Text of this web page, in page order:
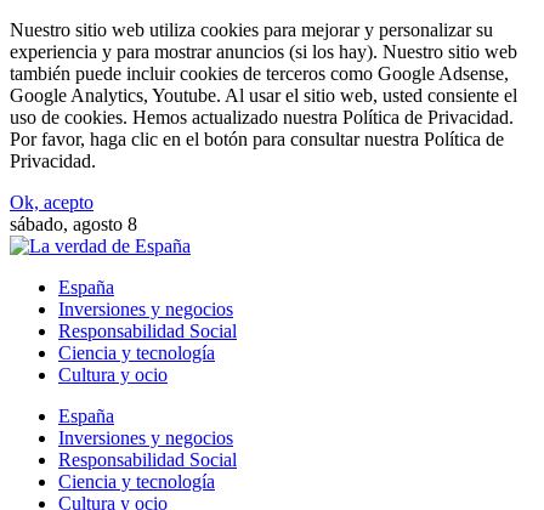
Nuestro sitio web utiliza cookies para mejorar y personalizar su
experiencia y para mostrar anuncios (si los hay). Nuestro sitio web
también puede incluir cookies de terceros como Google Adsense,
Google Analytics, Youtube. Al usar el sitio web, usted consiente el
uso de cookies. Hemos actualizado nuestra Política de Privacidad.
Por favor, haga clic en el botón para consultar nuestra Política de
Privacidad.
Ok, acepto
sábado, agosto 8
España
Inversiones y negocios
Responsabilidad Social
Ciencia y tecnología
Cultura y ocio
España
Inversiones y negocios
Responsabilidad Social
Ciencia y tecnología
Cultura y ocio